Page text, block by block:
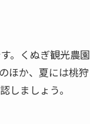
。くぬぎ観光農園
ほか、夏には桃狩
しましょう。